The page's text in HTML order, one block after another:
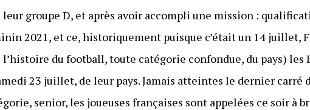
groupe D, et après avoir accompli une mission :
2021, et ce, historiquement puisque c’était un 14 juillet,
du football, toute catégorie confondue, du pays) les
23 juillet, de leur pays. Jamais atteintes le dernier carré
senior, les joueuses françaises sont appelées ce soir à